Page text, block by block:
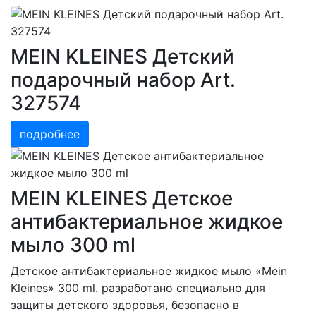
MEIN KLEINES Детский
подарочный набор Art.
327574
подробнее
MEIN KLEINES Детское
антибактериальное жидкое
мыло 300 ml
Детское антибактериальное жидкое мыло «Mein
Kleines» 300 ml. разработано специально для
защиты детского здоровья, безопасно в